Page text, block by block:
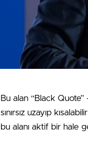
Bu alan “Black Quote”
sınırsız uzayıp
bu alanı aktif bir hale